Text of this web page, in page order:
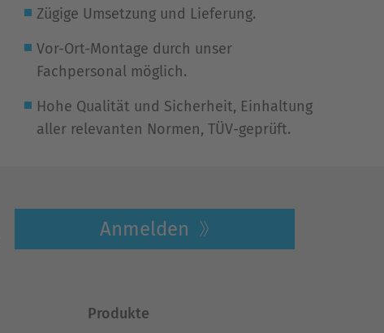
Zügige Umsetzung und Lieferung.
Vor-Ort-Montage durch unser
Fachpersonal möglich.
Hohe Qualität und Sicherheit, Einhaltung
aller relevanten Normen, TÜV-geprüft.
Anmelden
Produkte